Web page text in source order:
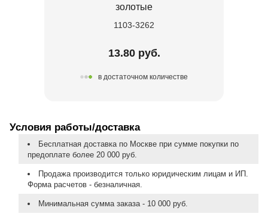
золотые
1103-3262
13.80 руб.
в достаточном количестве
Условия работы/доставка
Бесплатная доставка по Москве при сумме покупки по
предоплате более 20 000 руб.
Продажа производится только юридическим лицам и ИП.
Форма расчетов - безналичная.
Минимальная сумма заказа - 10 000 руб.